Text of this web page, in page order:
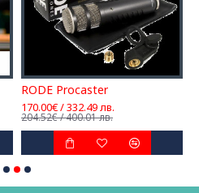
RODE Procaster
170.00€ / 332.49 лв.
204.52€ / 400.01 лв.